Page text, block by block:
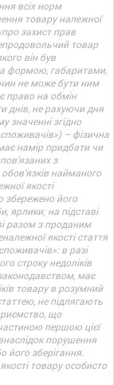
всіх норм
товару належної
захист прав
товар
він був
формою, габаритами,
не може бути ним
право на обмін
днів, не рахуючи дня
значенні згідно
– фізична
намір придбати чи
з
найманого
якості
збережено його
ярлики; на підставі
разом з проданим
якості стаття
в разі
строку недоліків
має
товару в розумний
не підлягають
що
першою цієї
порушення
зберігання.
товару особисто